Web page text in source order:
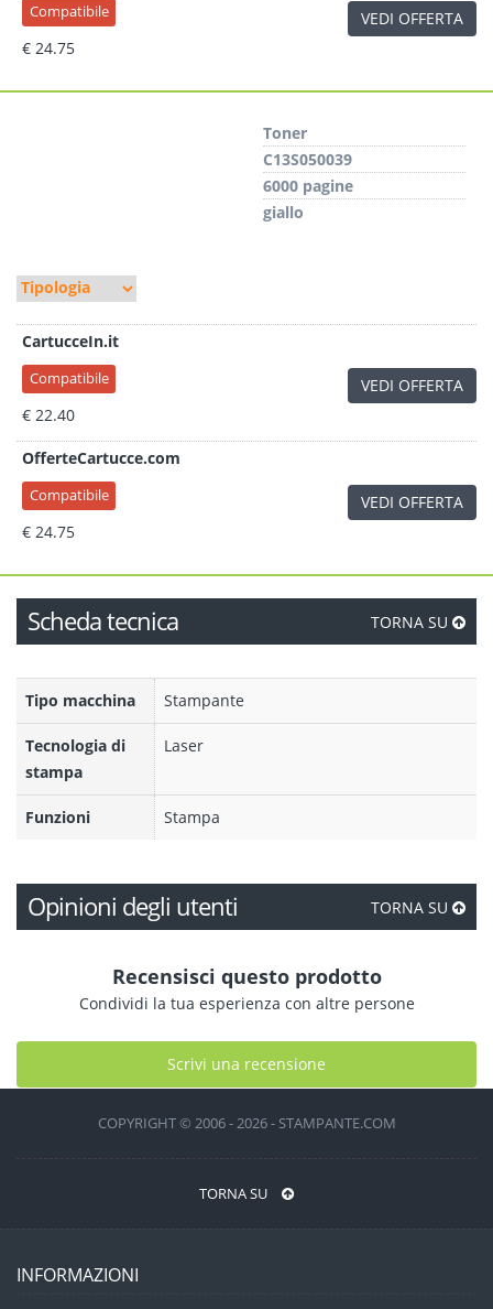
Compatibile
€ 24.75
VEDI OFFERTA
Toner
C13S050039
6000 pagine
giallo
CartucceIn.it
Compatibile
€ 22.40
VEDI OFFERTA
OfferteCartucce.com
Compatibile
€ 24.75
VEDI OFFERTA
Scheda tecnica TORNA SU
Tipo macchina Stampante
Tecnologia di
stampa
Laser
Funzioni Stampa
Opinioni degli utenti TORNA SU
Recensisci questo prodotto
Condividi la tua esperienza con altre persone
Scrivi una recensione
COPYRIGHT © 2006 - 2026 - STAMPANTE.COM
TORNA SU
INFORMAZIONI